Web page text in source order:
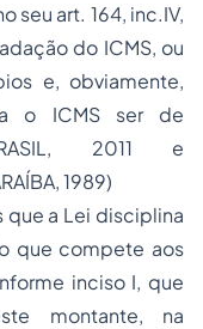
seu art. 164, inc.IV,
do ICMS, ou
e, obviamente,
o ICMS ser de
2011 e
1989)
que a Lei disciplina
que compete aos
inciso I, que
montante, na